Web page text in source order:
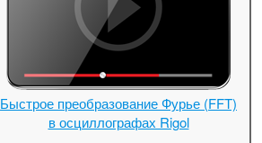
Быстрое преобразование Фурье (FFT)
в осциллографах Rigol